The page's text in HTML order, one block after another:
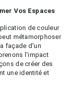
Vos Espaces
de couleur
métamorphoser
façade d'un
l'impact
de créer des
une identité et